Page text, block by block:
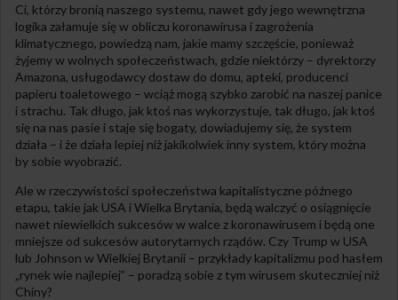
Ci, którzy bronią naszego systemu, nawet gdy jego wewnętrzna
logika załamuje się w obliczu koronawirusa i zagrożenia
klimatycznego, powiedzą nam, jakie mamy szczęście, ponieważ
żyjemy w wolnych społeczeństwach, gdzie niektórzy – dyrektorzy
Amazona, usługodawcy dostaw do domu, apteki, producenci
papieru toaletowego – wciąż mogą szybko zarobić na naszej panice
i strachu. Tak długo, jak ktoś nas wykorzystuje, tak długo, jak ktoś
się na nas pasie i staje się bogaty, dowiadujemy się, że system
działa – i że działa lepiej niż jakikolwiek inny system, który można
by sobie wyobrazić.
Ale w rzeczywistości społeczeństwa kapitalistyczne późnego
etapu, takie jak USA i Wielka Brytania, będą walczyć o osiągnięcie
nawet niewielkich sukcesów w walce z koronawirusem i będą one
mniejsze od sukcesów autorytarnych rządów. Czy Trump w USA
lub Johnson w Wielkiej Brytanii – przykłady kapitalizmu pod hasłem
„rynek wie najlepiej” – poradzą sobie z tym wirusem skuteczniej niż
Chiny?